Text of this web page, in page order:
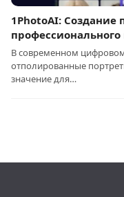
1PhotoAI: Создание
профессионального
В современном
отполированные
значение для…